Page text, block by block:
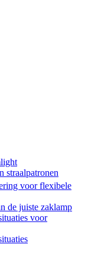
straalpatronen
voor flexibele
de juiste zaklamp
voor